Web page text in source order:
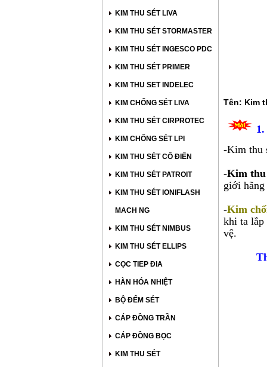
KIM THU SÉT LIVA
KIM THU SÉT STORMASTER
KIM THU SÉT INGESCO PDC
KIM THU SÉT PRIMER
KIM THU SET INDELEC
KIM CHỐNG SÉT LIVA
KIM THU SÉT CIRPROTEC
KIM CHỐNG SÉT LPI
KIM THU SÉT CỔ ĐIỂN
KIM THU SÉT PATROIT
KIM THU SÉT IONIFLASH
MACH NG
KIM THU SÉT NIMBUS
KIM THU SÉT ELLIPS
CỌC TIEP ĐIA
HÀN HÓA NHIỆT
BỘ ĐẾM SÉT
CÁP ĐỒNG TRẦN
CÁP ĐỒNG BỌC
KIM THU SÉT
Tên: Kim
-Kim thu
-Kim thu
giới hãng
-Kim
khi ta
vệ.
Tham